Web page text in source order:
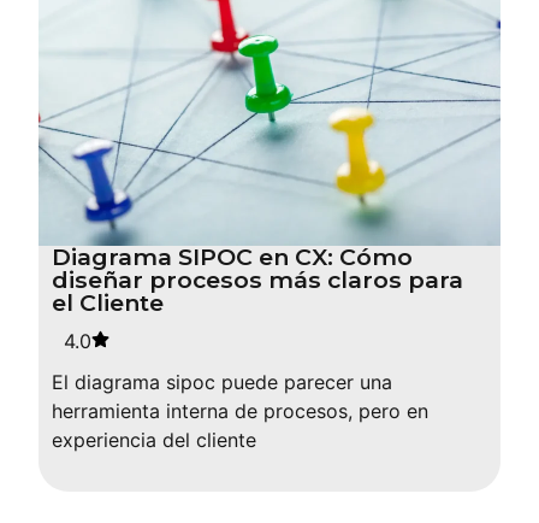
Diagrama SIPOC en CX: Cómo
diseñar procesos más claros para
el Cliente
4.0
El diagrama sipoc puede parecer una
herramienta interna de procesos, pero en
experiencia del cliente